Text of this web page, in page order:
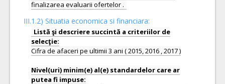
III.1.2) Situatia economica si financiara:
Listă şi descriere succintă a criteriilor de
Cifra de afaceri pe ultimii 3 ani ( 2015, 2016 , 2017 )
Nivel(uri) minim(e) al(e) standardelor care ar